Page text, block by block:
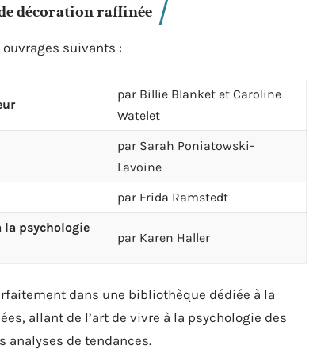
décoration raffinée
suivants :
par Billie Blanket et Caroline
Watelet
par Sarah Poniatowski-
Lavoine
par Frida Ramstedt
la psychologie
par Karen Haller
dans une bibliothèque dédiée à la
allant de l’art de vivre à la psychologie des
analyses de tendances.